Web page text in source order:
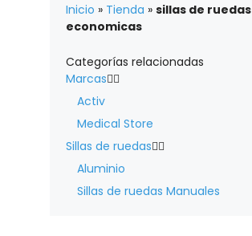
Inicio » Tienda » sillas de ruedas
economicas
Categorías relacionadas
Marcas
Activ
Medical Store
Sillas de ruedas
Aluminio
Sillas de ruedas Manuales